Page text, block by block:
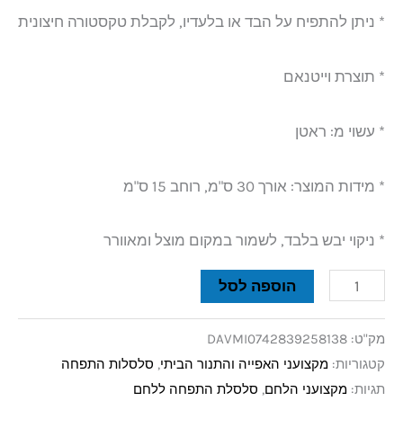
* ניתן להתפיח על הבד או בלעדיו, לקבלת טקסטורה חיצונית
* תוצרת וייטנאם
* עשוי מ: ראטן
* מידות המוצר: אורך 30 ס"מ, רוחב 15 ס"מ
* ניקוי יבש בלבד, לשמור במקום מוצל ומאוורר
הוספה לסל
מק"ט: DAVMI0742839258138
קטגוריות: מקצועני האפייה והתנור הביתי, סלסלות התפחה
תגיות: מקצועני הלחם, סלסלת התפחה ללחם